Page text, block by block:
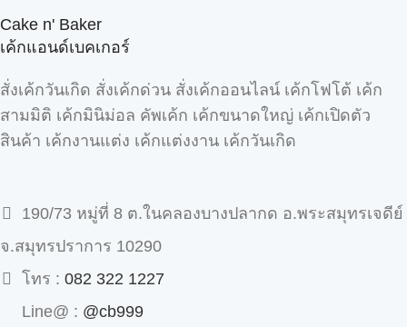
Cake n' Baker
เค้กแอนด์เบคเกอร์
สั่งเค้กวันเกิด สั่งเค้กด่วน สั่งเค้กออนไลน์ เค้กโฟโต้ เค้ก
สามมิติ เค้กมินิม่อล คัพเค้ก เค้กขนาดใหญ่ เค้กเปิดตัว
สินค้า เค้กงานแต่ง เค้กแต่งงาน เค้กวันเกิด
190/73 หมู่ที่ 8 ต.ในคลองบางปลากด อ.พระสมุทรเจดีย์
จ.สมุทรปราการ 10290
โทร : 082 322 1227
Line@ : @cb999